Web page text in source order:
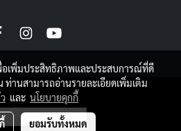
by
วันนี้
3,353
อเพิ่มประสิทธิภาพและประสบการณ์ที่ดี
ท่านสามารถอ่านรายละเอียดเพิ่มเติม
และ นโยบายคุกกี้
ยอมรับทั้งหมด